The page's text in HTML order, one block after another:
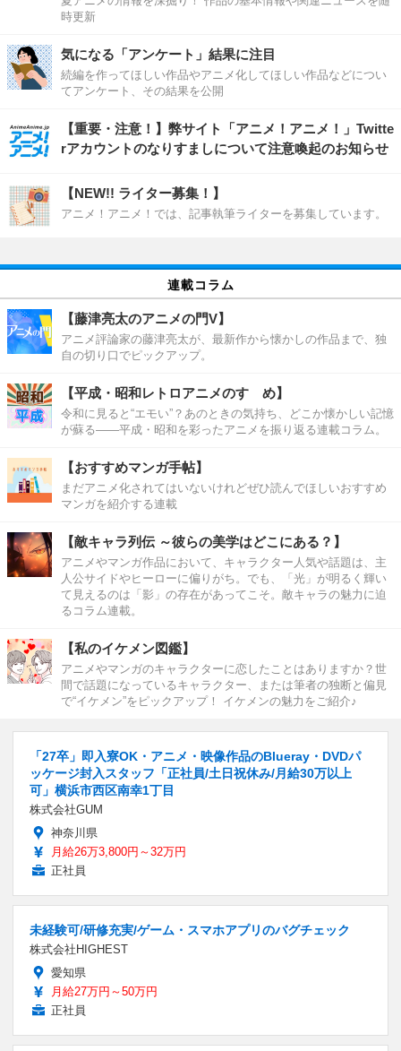
時更新
気になる「アンケート」結果に注目
続編を作ってほしい作品やアニメ化してほしい作品などについ
てアンケート、その結果を公開
【重要・注意！】弊サイト「アニメ！アニメ！」Twitte
rアカウントのなりすましについて注意喚起のお知らせ
【NEW!! ライター募集！】
アニメ！アニメ！では、記事執筆ライターを募集しています。
連載コラム
【藤津亮太のアニメの門V】
アニメ評論家の藤津亮太が、最新作から懐かしの作品まで、独
自の切り口でピックアップ。
【平成・昭和レトロアニメのすゝめ】
令和に見ると“エモい”？あのときの気持ち、どこか懐かしい記憶
が蘇る――平成・昭和を彩ったアニメを振り返る連載コラム。
【おすすめマンガ手帖】
まだアニメ化されてはいないけれどぜひ読んでほしいおすすめ
マンガを紹介する連載
【敵キャラ列伝 ～彼らの美学はどこにある？】
アニメやマンガ作品において、キャラクター人気や話題は、主
人公サイドやヒーローに偏りがち。でも、「光」が明るく輝い
て見えるのは「影」の存在があってこそ。敵キャラの魅力に迫
るコラム連載。
【私のイケメン図鑑】
アニメやマンガのキャラクターに恋したことはありますか？世
間で話題になっているキャラクター、または筆者の独断と偏見
で“イケメン”をピックアップ！ イケメンの魅力をご紹介♪
「27卒」即入寮OK・アニメ・映像作品のBlueray・DVDパ
ッケージ封入スタッフ「正社員/土日祝休み/月給30万以上
可」横浜市西区南幸1丁目
株式会社GUM
神奈川県
月給26万3,800円～32万円
正社員
未経験可/研修充実/ゲーム・スマホアプリのバグチェック
株式会社HIGHEST
愛知県
月給27万円～50万円
正社員